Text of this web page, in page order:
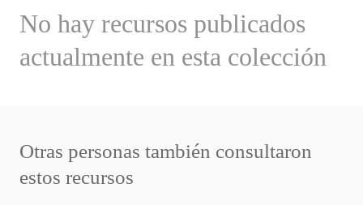
No hay recursos publicados
actualmente en esta colección
Otras personas también consultaron
estos recursos